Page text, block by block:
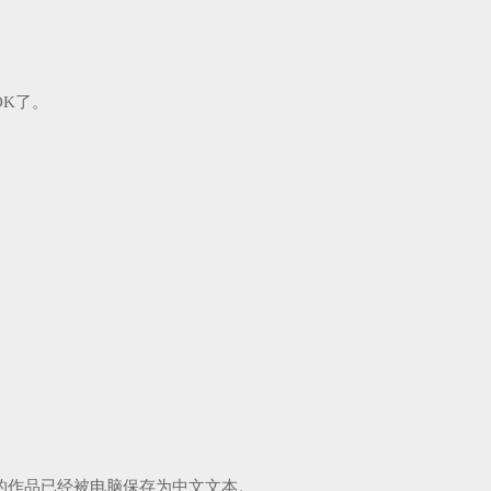
了。
品已经被电脑保存为中文文本。